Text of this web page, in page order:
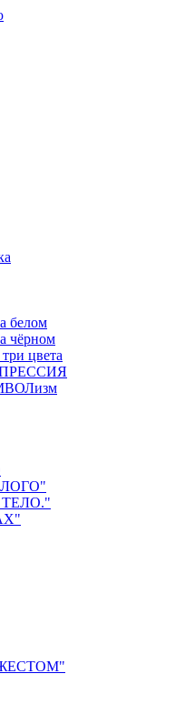
белом
чёрном
цвета